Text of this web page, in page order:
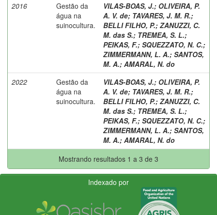
2016
Gestão da
água na
suinocultura.
VILAS-BOAS, J.; OLIVEIRA, P.
A. V. de; TAVARES, J. M. R.;
BELLI FILHO, P.; ZANUZZI, C.
M. das S.; TREMEA, S. L.;
PEIKAS, F.; SQUEZZATO, N. C.;
ZIMMERMANN, L. A.; SANTOS,
M. A.; AMARAL, N. do
2022
Gestão da
água na
suinocultura.
VILAS-BOAS, J.; OLIVEIRA, P.
A. V. de; TAVARES, J. M. R.;
BELLI FILHO, P.; ZANUZZI, C.
M. das S.; TREMEA, S. L.;
PEIKAS, F.; SQUEZZATO, N. C.;
ZIMMERMANN, L. A.; SANTOS,
M. A.; AMARAL, N. do
Mostrando resultados 1 a 3 de 3
Indexado por